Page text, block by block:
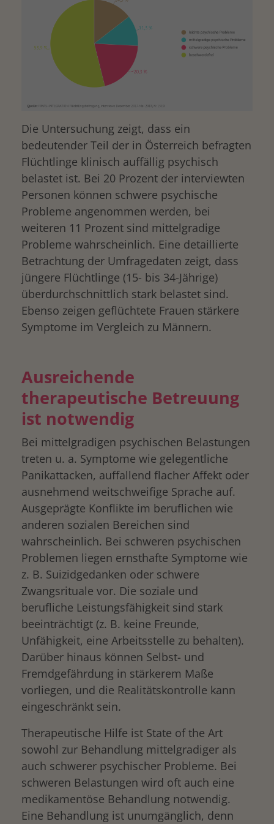
Die Untersuchung zeigt, dass ein
bedeutender Teil der in Österreich befragten
Flüchtlinge klinisch auffällig psychisch
belastet ist. Bei 20 Prozent der interviewten
Personen können schwere psychische
Probleme angenommen werden, bei
weiteren 11 Prozent sind mittelgradige
Probleme wahrscheinlich. Eine detaillierte
Betrachtung der Umfragedaten zeigt, dass
jüngere Flüchtlinge (15- bis 34-Jährige)
überdurchschnittlich stark belastet sind.
Ebenso zeigen geflüchtete Frauen stärkere
Symptome im Vergleich zu Männern.
Ausreichende
therapeutische Betreuung
ist notwendig
Bei mittelgradigen psychischen Belastungen
treten u. a. Symptome wie gelegentliche
Panikattacken, auffallend flacher Affekt oder
ausnehmend weitschweifige Sprache auf.
Ausgeprägte Konflikte im beruflichen wie
anderen sozialen Bereichen sind
wahrscheinlich. Bei schweren psychischen
Problemen liegen ernsthafte Symptome wie
z. B. Suizidgedanken oder schwere
Zwangsrituale vor. Die soziale und
berufliche Leistungsfähigkeit sind stark
beeinträchtigt (z. B. keine Freunde,
Unfähigkeit, eine Arbeitsstelle zu behalten).
Darüber hinaus können Selbst- und
Fremdgefährdung in stärkerem Maße
vorliegen, und die Realitätskontrolle kann
eingeschränkt sein.
Therapeutische Hilfe ist State of the Art
sowohl zur Behandlung mittelgradiger als
auch schwerer psychischer Probleme. Bei
schweren Belastungen wird oft auch eine
medikamentöse Behandlung notwendig.
Eine Behandlung ist unumgänglich, denn